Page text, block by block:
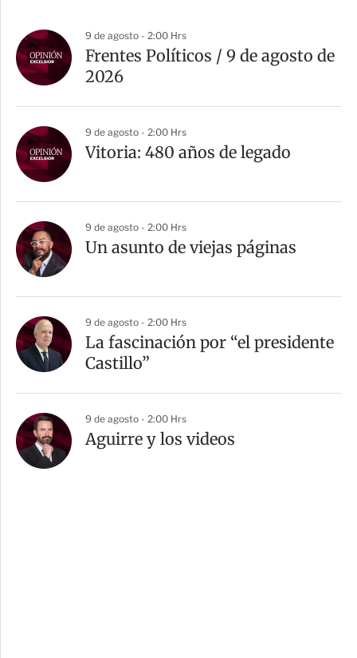
9 de agosto - 2:00 Hrs
Frentes Políticos / 9 de agosto de
2026
9 de agosto - 2:00 Hrs
Vitoria: 480 años de legado
9 de agosto - 2:00 Hrs
Un asunto de viejas páginas
9 de agosto - 2:00 Hrs
La fascinación por “el presidente
Castillo”
9 de agosto - 2:00 Hrs
Aguirre y los videos